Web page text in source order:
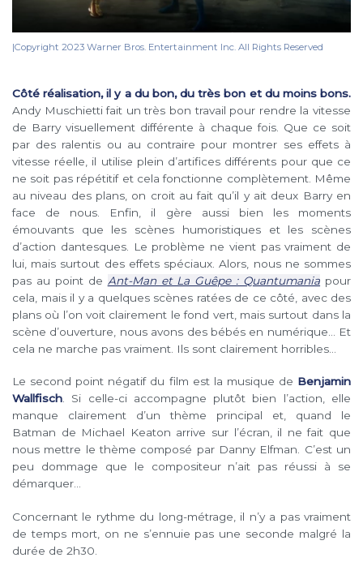
|Copyright 2023 Warner Bros. Entertainment Inc. All Rights Reserved
Côté réalisation, il y a du bon, du très bon et du moins bons.
Andy Muschietti fait un très bon travail pour rendre la vitesse
de Barry visuellement différente à chaque fois. Que ce soit
par des ralentis ou au contraire pour montrer ses effets à
vitesse réelle, il utilise plein d’artifices différents pour que ce
ne soit pas répétitif et cela fonctionne complètement. Même
au niveau des plans, on croit au fait qu’il y ait deux Barry en
face de nous. Enfin, il gère aussi bien les moments
émouvants que les scènes humoristiques et les scènes
d’action dantesques. Le problème ne vient pas vraiment de
lui, mais surtout des effets spéciaux. Alors, nous ne sommes
pas au point de Ant-Man et La Guêpe : Quantumania pour
cela, mais il y a quelques scènes ratées de ce côté, avec des
plans où l’on voit clairement le fond vert, mais surtout dans la
scène d’ouverture, nous avons des bébés en numérique… Et
cela ne marche pas vraiment. Ils sont clairement horribles…
Le second point négatif du film est la musique de Benjamin
Wallfisch. Si celle-ci accompagne plutôt bien l’action, elle
manque clairement d’un thème principal et, quand le
Batman de Michael Keaton arrive sur l’écran, il ne fait que
nous mettre le thème composé par Danny Elfman. C’est un
peu dommage que le compositeur n’ait pas réussi à se
démarquer…
Concernant le rythme du long-métrage, il n’y a pas vraiment
de temps mort, on ne s’ennuie pas une seconde malgré la
durée de 2h30.